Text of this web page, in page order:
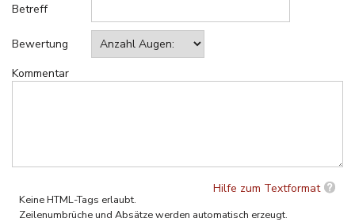
Betreff
Bewertung
Kommentar
Hilfe zum Textformat
Keine HTML-Tags erlaubt.
Zeilenumbrüche und Absätze werden automatisch erzeugt.